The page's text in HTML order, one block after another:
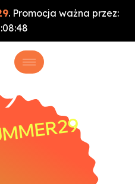
. Promocja ważna przez:
:08:47
%